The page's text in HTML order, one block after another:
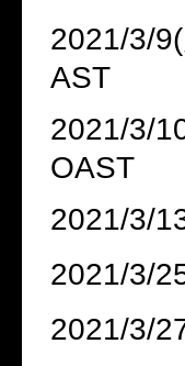
2021/3/9(
AST
2021/3/
OAST
2021/3/
2021/3/
2021/3/